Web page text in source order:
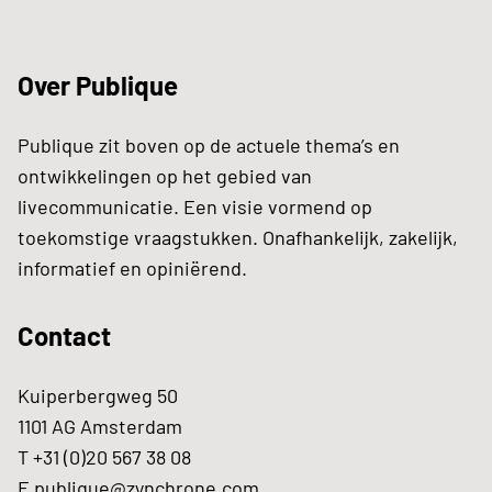
Over Publique
Publique zit boven op de actuele thema’s en
ontwikkelingen op het gebied van
livecommunicatie. Een visie vormend op
toekomstige vraagstukken. Onafhankelijk, zakelijk,
informatief en opiniërend.
Contact
Kuiperbergweg 50
1101 AG Amsterdam
T +31 (0)20 567 38 08